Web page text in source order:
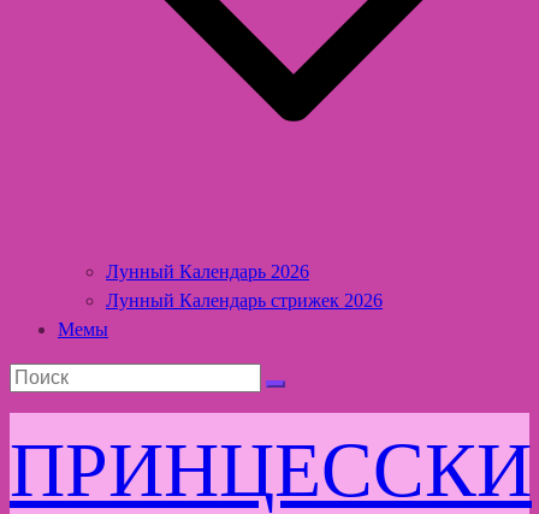
Лунный Календарь 2026
Лунный Календарь стрижек 2026
Мемы
ПРИНЦЕССКИ